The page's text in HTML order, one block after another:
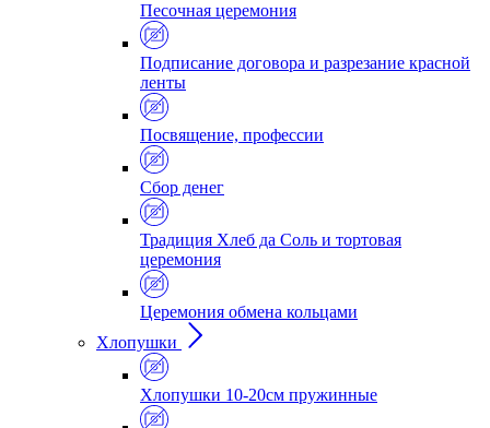
Песочная церемония
Подписание договора и разрезание красной
ленты
Посвящение, профессии
Сбор денег
Традиция Хлеб да Соль и тортовая
церемония
Церемония обмена кольцами
Хлопушки
Хлопушки 10-20см пружинные